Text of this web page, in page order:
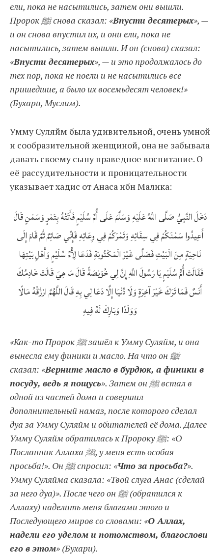
ели, пока не насытились, затем они вышли.
Пророк ﷺ снова сказал: «Впусти десятерых», —
и он снова впустил их, и они ели, пока не
насытились, затем вышли. И он (снова) сказал:
«Впусти десятерых», — и это продолжалось до
тех пор, пока не поели и не насытились все
пришедшие, а было их восемьдесят человек!»
(Бухари, Муслим).
Умму Суляйм была удивительной, очень умной
и сообразительной женщиной, она не забывала
давать своему сыну праведное воспитание. О
её рассудительности и проницательности
указывает хадис от Анаса ибн Малика:
دَخَلَ النَّبِيُّ صَلَّى اللَّهُ عَلَيْهِ وَسَلَّمَ عَلَى أُمِّ سُلَيْمٍ فَأَتَتْهُ بِتَمْرٍ وَسَمْنٍ قَالَ
أَعِيدُوا سَمْنَكُمْ فِي سِقَائِهِ وَتَمْرَكُمْ فِي وِعَائِهِ فَإِنِّي صَائِمٌ ثُمَّ قَامَ إِلَى
نَاحِيَةٍ مِنَ الْبَيْتِ فَصَلَّى غَيْرَ الْمَكْتُوبَةِ فَدَعَا لِأُمِّ سُلَيْمٍ وَأَهْلِ بَيْتِهَا
فَقَالَتْ أُمُّ سُلَيْمٍ يَا رَسُولَ اللَّهِ إِنَّ لِي خُوَيْصَةً قَالَ مَا هِيَ قَالَتْ خَادِمُكَ
أَنَسٌ فَمَا تَرَكَ خَيْرَ آخِرَةٍ وَلَا دُنْيَا إِلَّا دَعَا لِي بِهِ قَالَ اللَّهُمَّ ارْزُقْهُ مَالًا
وَوَلَدًا وَبَارِكْ لَهُ فِيهِ
«Как-то Пророк ﷺ зашёл к Умму Суляйм, и она
вынесла ему финики и масло. На что он ﷺ
сказал: «Верните масло в бурдюк, а финики в
посуду, ведь я пощусь». Затем он ﷺ встал в
одной из частей дома и совершил
дополнительный намаз, после которого сделал
дуа за Умму Суляйм и обитателей её дома. Далее
Умму Суляйм обратилась к Пророку ﷺ: «О
Посланник Аллаха ﷺ, у меня есть особая
просьба!». Он ﷺ спросил: «Что за просьба?».
Умму Суляйма сказала: «Твой слуга Анас (сделай
за него дуа)». После чего он ﷺ (обратился к
Аллаху) наделить меня благами этого и
Последующего миров со словами: «О Аллах,
надели его уделом и потомством, благослови
его в этом» (Бухари).